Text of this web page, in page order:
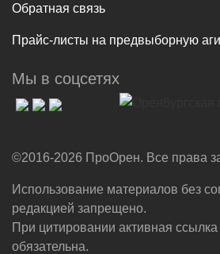
Обратная связь
Прайс-листы на предвыборную
Мы в соцсетях
©2016-2026 ПроОрен. Все права
Использование материалов без
редакцией запрещено.
При цитировании активная
обязательна.